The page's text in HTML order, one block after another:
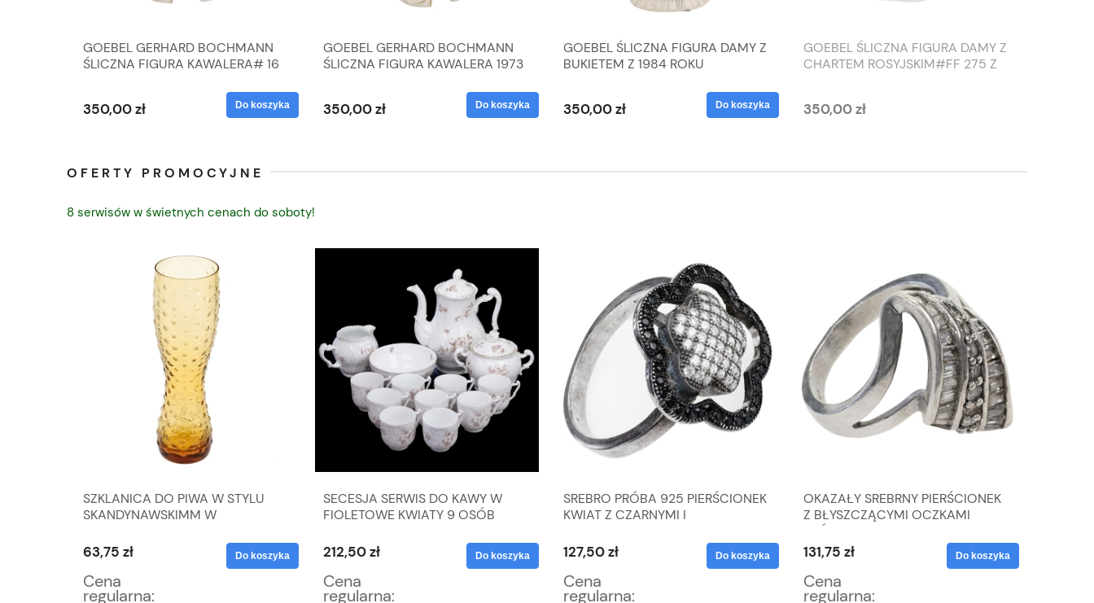
GOEBEL GERHARD BOCHMANN
ŚLICZNA FIGURA KAWALERA# 16
350,00 zł Do koszyka
GOEBEL GERHARD BOCHMANN
ŚLICZNA FIGURA KAWALERA 1973
350,00 zł Do koszyka
GOEBEL ŚLICZNA FIGURA DAMY Z
BUKIETEM Z 1984 ROKU
350,00 zł Do koszyka
GOEBEL ŚLICZNA FIGURA DAMY Z
CHARTEM ROSYJSKIM#FF 275 Z
350,00 zł
OFERTY PROMOCYJNE
8 serwisów w świetnych cenach do soboty!
SZKLANICA DO PIWA W STYLU
SKANDYNAWSKIMM W
63,75 zł
Cena
regularna:
Do koszyka
SECESJA SERWIS DO KAWY W
FIOLETOWE KWIATY 9 OSÓB
212,50 zł
Cena
regularna:
Do koszyka
SREBRO PRÓBA 925 PIERŚCIONEK
KWIAT Z CZARNYMI I
WAGA 4,44 G
127,50 zł
Cena
regularna:
Do koszyka
OKAZAŁY SREBRNY PIERŚCIONEK
Z BŁYSZCZĄCYMI OCZKAMI
PRÓBA 925 R. 13 WAGA 5,6 G
131,75 zł
Cena
regularna:
Do koszyka